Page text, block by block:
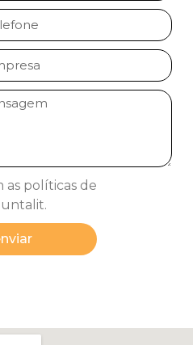
as políticas de